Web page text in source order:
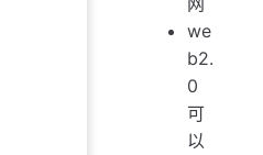
we
b2.
0
可
以